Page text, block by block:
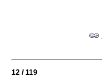
12 / 119